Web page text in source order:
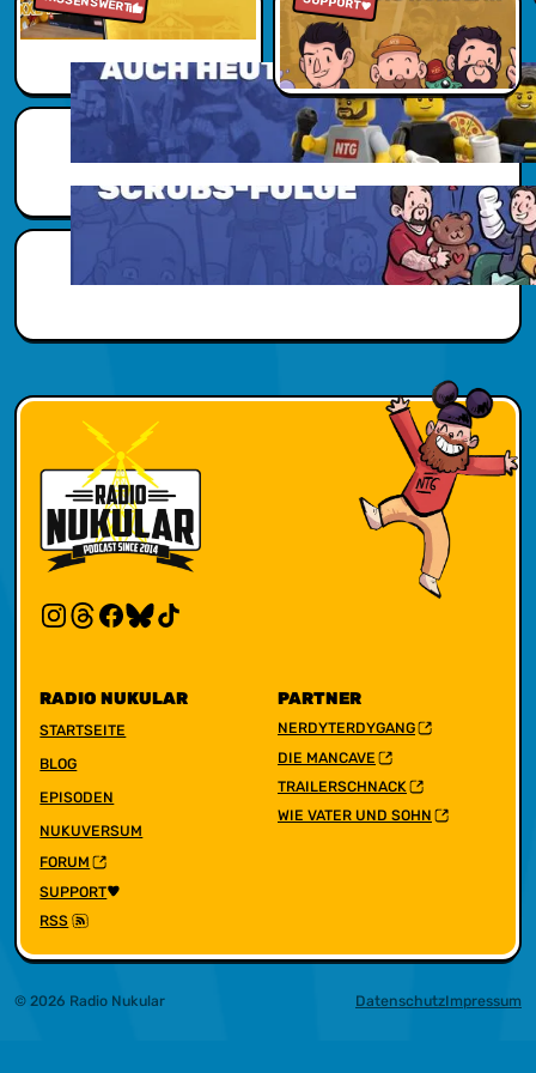
Scubs Zusatzwissen
RADIO NUKULAR
STARTSEITE
BLOG
EPISODEN
NUKUVERSUM
FORUM
SUPPORT
RSS
PARTNER
NERDYTERDYGANG
DIE MANCAVE
TRAILERSCHNACK
WIE VATER UND SOHN
© 2026 Radio Nukular DatenschutzImpressum